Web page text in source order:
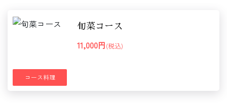
コース料理
旬菜コース
11,000円(税込)